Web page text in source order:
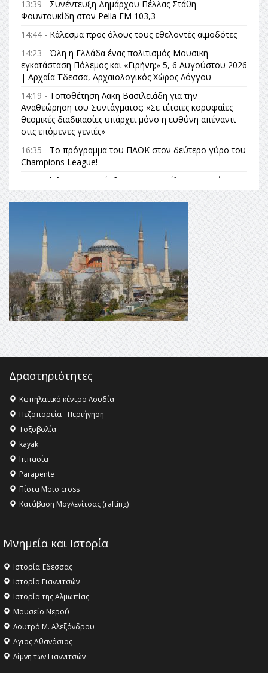
13:39 - Συνέντευξη Δημάρχου Πέλλας Στάθη
Φουντουκίδη στον Pella FM 103,3
14:44 - Κάλεσμα προς όλους τους εθελοντές αιμοδότες
14:23 - Όλη η Ελλάδα ένας πολιτισμός Μουσική
εγκατάσταση Πόλεμος και «Ειρήνη;» 5, 6 Αυγούστου 2026
| Αρχαία Έδεσσα, Αρχαιολογικός Χώρος Λόγγου
14:19 - Τοποθέτηση Λάκη Βασιλειάδη για την
Αναθεώρηση του Συντάγματος: «Σε τέτοιες κορυφαίες
θεσμικές διαδικασίες υπάρχει μόνο η ευθύνη απέναντι
στις επόμενες γενιές»
16:35 - Το πρόγραμμα του ΠΑΟΚ στον δεύτερο γύρο του
Champions League!
Όλυμπος: Εντάχθηκε στον Κατάλογο Παγκόσμιας
Κληρονομιάς της UNESCO – Ομόφωνη η απόφαση Ο
Όλυμπος αναγνωρίστηκε ως φυσικό και πολιτιστικό
αγαθό εξέχουσας οικουμενικής αξίας για την
ανθρωπότητα
16:18 -
ΕΝΟΡΙΑΚΕΣ ΚΑΛΟΚΑΙΡΙΝΕΣ ΔΡΑΣΕΙΣ ΓΙΑ ΠΑΙΔΙΑ
ΣΤΗΝ ΕΔΕΣΣΑ
16:15 -Εργασίες συντήρησης οδοφωτισμού στην Ενωτική
Οδό Σίνδου από την Περιφέρεια Κεντρικής Μακεδονίας
11:36 -Λάκης Βασιλειάδης, Συνέντευξη PellaFm 103,3 για
το Μουσείο της Πέλλας, Λουτρά Πόζαρ και Χιονοδρομικό
18:09 -
Αυτό το καλοκαίρι δίνουμε ραντεβού στο πιο
όμορφο θερινό σινεμά της Ελλάδας!
Δραστηριότητες
Κωπηλατικό κέντρο Λουδία
Πεζοπορεία - Περιήγηση
Τοξοβολία
kayak
Ιππασία
Parapente
Πίστα Moto cross
Κατάβαση Μογλενίτσας (rafting)
Μνημεία και Ιστορία
Ιστορία Έδεσσας
Ιστορία Γιαννιτσών
Ιστορία της Αλμωπίας
Μουσείο Νερού
Λουτρό Μ. Αλεξάνδρου
Αγιος Αθανάσιος
Λίμνη των Γιαννιτσών